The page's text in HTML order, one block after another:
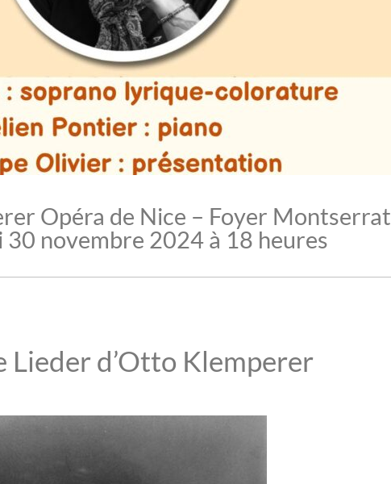
Opéra de Nice – Foyer Montserrat
30 novembre 2024 à 18 heures
Lieder d’Otto Klemperer